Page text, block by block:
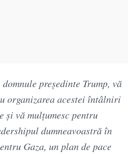
președinte Trump, vă
organizarea acestei întâlniri
și vă mulțumesc pentru
dumneavoastră în
Gaza, un plan de pace